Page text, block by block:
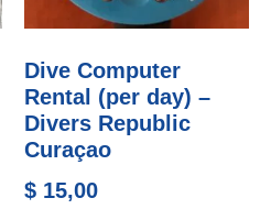
Dive Computer
Rental (per day) –
Divers Republic
Curaçao
$ 15,00